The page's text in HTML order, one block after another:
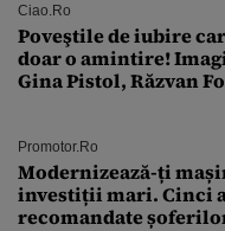
Ciao.ro
Poveştile de iubire
doar o amintire!
Gina Pistol, Răzvan
Promotor.ro
Modernizează-ți
investiții mari. Cinci
recomandate